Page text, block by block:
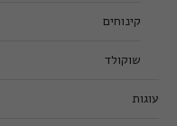
קינוחים
שוקולד
עוגות